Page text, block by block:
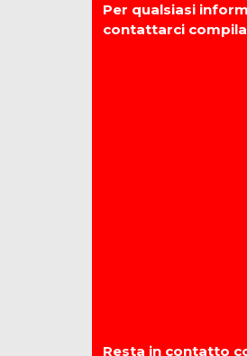
Per qualsiasi
contattarci
Resta in contatto